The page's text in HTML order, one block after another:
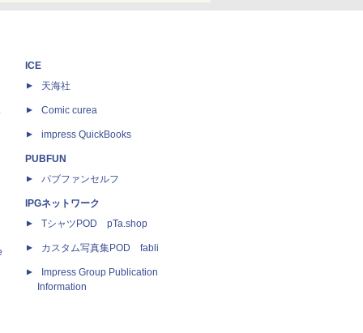
ICE
天海社
Comic curea
impress QuickBooks
PUBFUN
パブファンセルフ
IPGネットワーク
TシャツPOD pTa.shop
カスタム写真集POD fabli
Impress Group Publication
Information